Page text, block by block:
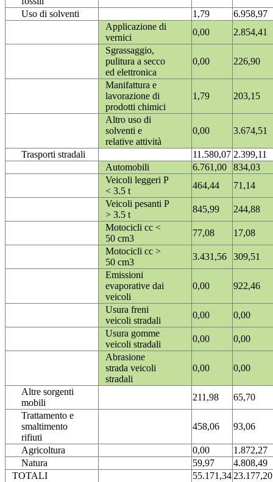
Uso di solventi 1,79
6.958,97
Applicazione di
vernici
0,00
2.854,41
Sgrassaggio,
pulitura a secco
ed elettronica
0,00 226,90
Manifattura e
lavorazione di
prodotti chimici
1,79 203,15
Altro uso di
solventi e
relative attività
0,00 3.674,51
Trasporti stradali 11.580,07 2.399,11
Automobili
6.761,00
834,03
Veicoli leggeri P
< 3.5 t
464,44
71,14
Veicoli pesanti P
> 3.5 t
845,99
244,88
Motocicli cc <
50 cm3
77,08
17,08
Motocicli cc >
50 cm3
3.431,56
309,51
Emissioni
evaporative dai
veicoli
0,00 922,46
Usura freni
veicoli stradali
0,00
0,00
Usura gomme
veicoli stradali
0,00
0,00
Abrasione
strada veicoli
stradali
0,00 0,00
Altre sorgenti
mobili
211,98
65,70
Trattamento e
smaltimento
rifiuti
458,06 93,06
Agricoltura 0,00
1.872,27
Natura
59,97
4.808,49
TOTALI
55.171,3423.177,20